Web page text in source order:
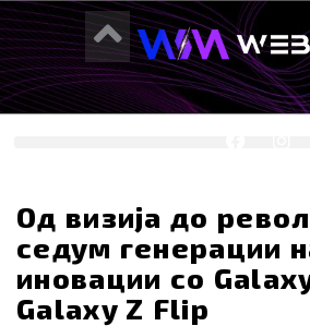
Skip
to
content
b
o
o
k
a
g
m
Од визија до
седум генерации
иновации со
Galaxy Z Flip